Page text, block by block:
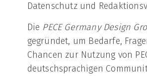
Datenschutz und
Die PECE Germany Design
gegründet, um Bedarfe,
Chancen zur Nutzung von
deutschsprachigen